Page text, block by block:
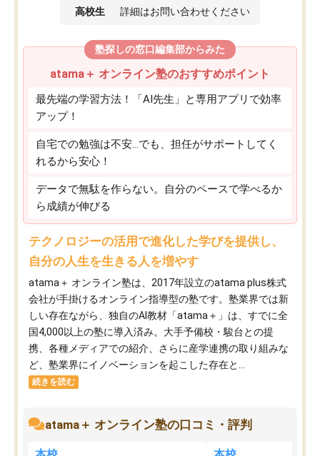
高校生 詳細はお問い合わせください
塾探しの窓口編集部からみた
atama＋ オンライン塾のおすすめポイント
最先端の学習方法！「AI先生」と専用アプリで効率
アップ！
自宅での勉強は不安…でも、担任がサポートしてく
れるから安心！
データで無駄を作らない。自分のペースで学べるか
ら成績が伸びる
テクノロジーの活用で進化した学びを提供し、
自分の人生を生きる人を増やす
atama＋ オンライン塾は、2017年設立のatama plus株式
会社が手掛けるオンライン指導型の塾です。塾業界では新
しい存在ながら、独自のAI教材「atama＋」は、すでに全
国4,000以上の塾に導入済み。大手予備校・駿台との提
携、各種メディアでの紹介、さらに産学連携の取り組みな
ど、塾業界にイノベーションを起こした存在と...
続きを読む
atama＋ オンライン塾の口コミ・評判